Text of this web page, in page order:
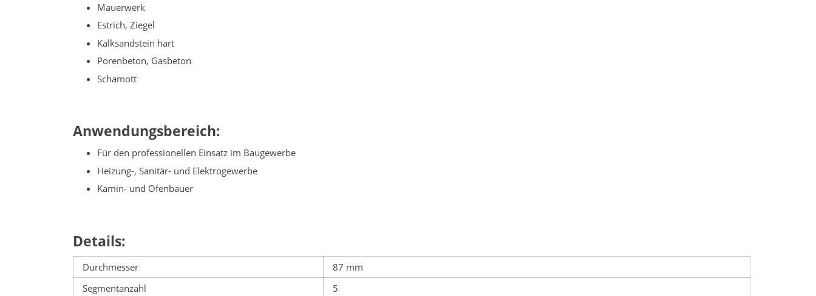
Mauerwerk
Estrich, Ziegel
Kalksandstein hart
Porenbeton, Gasbeton
Schamott
Anwendungsbereich:
Für den professionellen Einsatz im Baugewerbe
Heizung-, Sanitär- und Elektrogewerbe
Kamin- und Ofenbauer
Details:
Durchmesser
87 mm
Segmentanzahl
5